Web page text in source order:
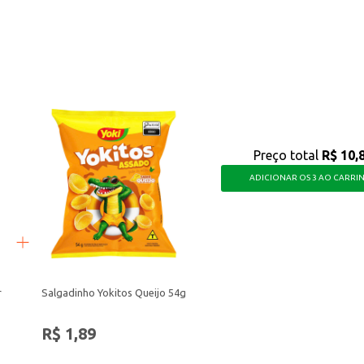
Salgadinho Yokitos Queijo 54g
R$ 1,89
Preço total R$
ADICIONAR OS 3 AO